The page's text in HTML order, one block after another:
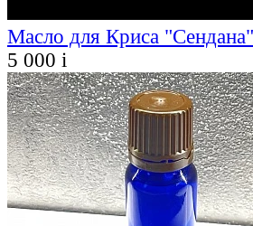
Масло для Криса
5 000 i